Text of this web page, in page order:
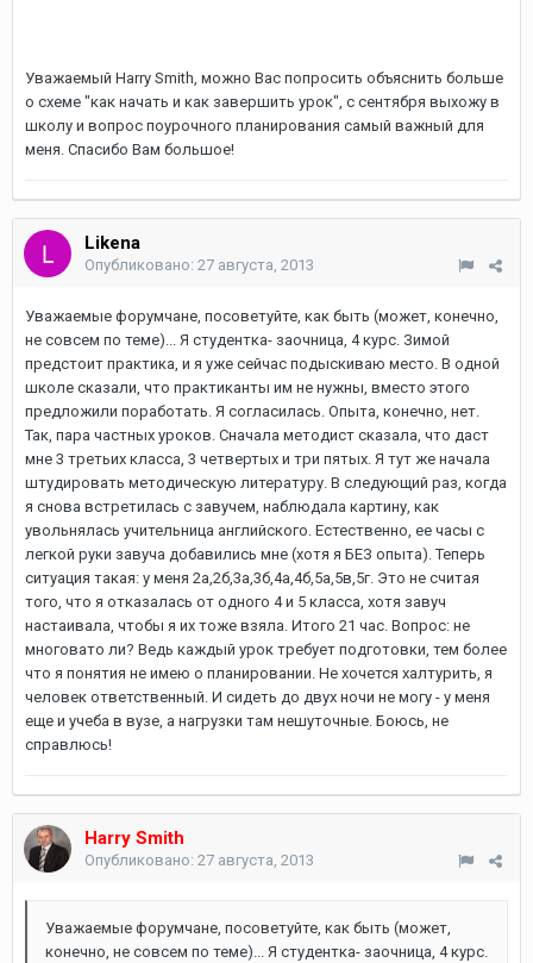
Уважаемый Harry Smith, можно Вас попросить объяснить больше
о схеме "как начать и как завершить урок", с сентября выхожу в
школу и вопрос поурочного планирования самый важный для
меня. Спасибо Вам большое!
Likena
Опубликовано: 27 августа, 2013
Уважаемые форумчане, посоветуйте, как быть (может, конечно,
не совсем по теме)... Я студентка- заочница, 4 курс. Зимой
предстоит практика, и я уже сейчас подыскиваю место. В одной
школе сказали, что практиканты им не нужны, вместо этого
предложили поработать. Я согласилась. Опыта, конечно, нет.
Так, пара частных уроков. Сначала методист сказала, что даст
мне 3 третьих класса, 3 четвертых и три пятых. Я тут же начала
штудировать методическую литературу. В следующий раз, когда
я снова встретилась с завучем, наблюдала картину, как
увольнялась учительница английского. Естественно, ее часы с
легкой руки завуча добавились мне (хотя я БЕЗ опыта). Теперь
ситуация такая: у меня 2а,2б,3а,3б,4а,4б,5а,5в,5г. Это не считая
того, что я отказалась от одного 4 и 5 класса, хотя завуч
настаивала, чтобы я их тоже взяла. Итого 21 час. Вопрос: не
многовато ли? Ведь каждый урок требует подготовки, тем более
что я понятия не имею о планировании. Не хочется халтурить, я
человек ответственный. И сидеть до двух ночи не могу - у меня
еще и учеба в вузе, а нагрузки там нешуточные. Боюсь, не
справлюсь!
Harry Smith
Опубликовано: 27 августа, 2013
Уважаемые форумчане, посоветуйте, как быть (может,
конечно, не совсем по теме)... Я студентка- заочница, 4 курс.